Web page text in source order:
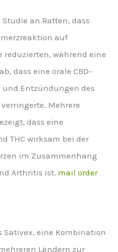
an Ratten, dass
auf
während eine
dass eine orale CBD-
Entzündungen des
Mehrere
dass eine
THC wirksam bei der
im Zusammenhang
Arthritis ist. mail order
Sativex, eine Kombination
Ländern zur